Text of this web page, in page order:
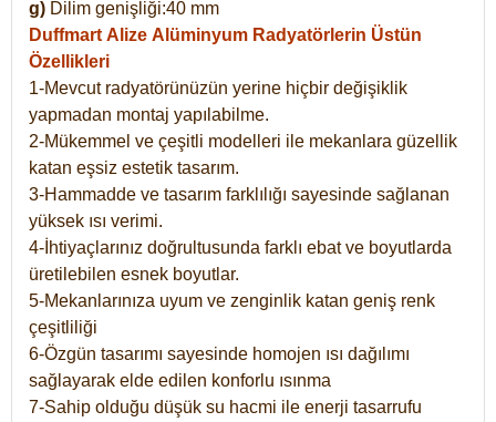
g) Dilim genişliği:40 mm
Duffmart Alize Alüminyum Radyatörlerin Üstün
Özellikleri
1-Mevcut radyatörünüzün yerine hiçbir değişiklik
yapmadan montaj yapılabilme.
2-Mükemmel ve çeşitli modelleri ile mekanlara güzellik
katan eşsiz estetik tasarım.
3-Hammadde ve tasarım farklılığı sayesinde sağlanan
yüksek ısı verimi.
4-İhtiyaçlarınız doğrultusunda farklı ebat ve boyutlarda
üretilebilen esnek boyutlar.
5-Mekanlarınıza uyum ve zenginlik katan geniş renk
çeşitliliği
6-Özgün tasarımı sayesinde homojen ısı dağılımı
sağlayarak elde edilen konforlu ısınma
7-Sahip olduğu düşük su hacmi ile enerji tasarrufu